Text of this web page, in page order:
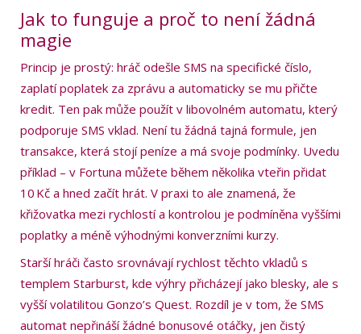
Jak to funguje a proč to není žádná
magie
Princip je prostý: hráč odešle SMS na specifické číslo,
zaplatí poplatek za zprávu a automaticky se mu přičte
kredit. Ten pak může použít v libovolném automatu, který
podporuje SMS vklad. Není tu žádná tajná formule, jen
transakce, která stojí peníze a má svoje podmínky. Uvedu
příklad – v Fortuna můžete během několika vteřin přidat
10 Kč a hned začít hrát. V praxi to ale znamená, že
křižovatka mezi rychlostí a kontrolou je podmíněna vyššími
poplatky a méně výhodnými konverzními kurzy.
Starší hráči často srovnávají rychlost těchto vkladů s
templem Starburst, kde výhry přicházejí jako blesky, ale s
vyšší volatilitou Gonzo’s Quest. Rozdíl je v tom, že SMS
automat nepřináší žádné bonusové otáčky, jen čistý